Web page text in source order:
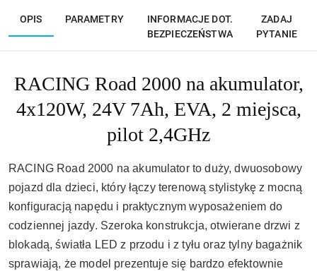
OPIS PARAMETRY
INFORMACJE DOT.
BEZPIECZEŃSTWA
ZADAJ
PYTANIE
RACING Road 2000 na akumulator,
4x120W, 24V 7Ah, EVA, 2 miejsca,
pilot 2,4GHz
RACING Road 2000 na akumulator to duży, dwuosobowy
pojazd dla dzieci, który łączy terenową stylistykę z mocną
konfiguracją napędu i praktycznym wyposażeniem do
codziennej jazdy. Szeroka konstrukcja, otwierane drzwi z
blokadą, światła LED z przodu i z tyłu oraz tylny bagażnik
sprawiają, że model prezentuje się bardzo efektownie